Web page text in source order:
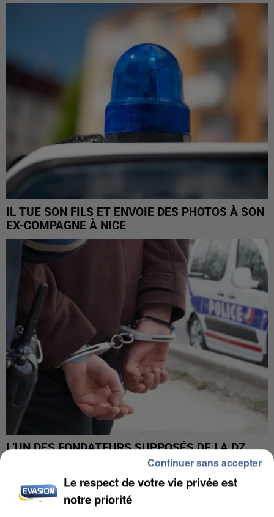
IL TUE SON FILS ET ENVOIE DES PHOTOS À SON
EX-COMPAGNE À NICE
L’UN DES FONDATEURS SUPPOSÉS DE LA DZ
MAFIA INTERPELLÉ EN ALGÉRIE
Le respect de votre vie privée est
notre priorité
Continuer sans accepter